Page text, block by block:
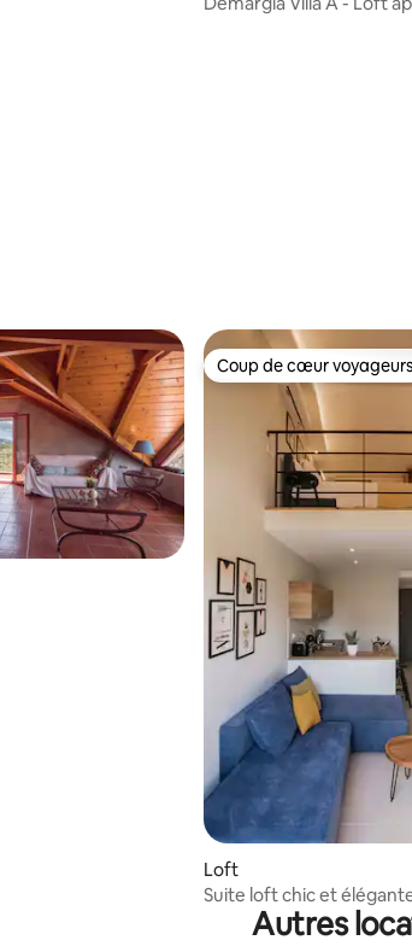
Coup de cœur voyageurs
Coup de cœur voyageurs
Loft
Suite loft chic et
Autres